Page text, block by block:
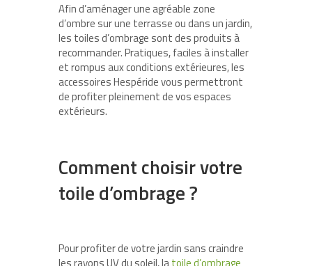
Afin d’aménager une agréable zone
d’ombre sur une terrasse ou dans un jardin,
les toiles d’ombrage sont des produits à
recommander. Pratiques, faciles à installer
et rompus aux conditions extérieures, les
accessoires Hespéride vous permettront
de profiter pleinement de vos espaces
extérieurs.
Comment choisir votre
toile d’ombrage ?
Pour profiter de votre jardin sans craindre